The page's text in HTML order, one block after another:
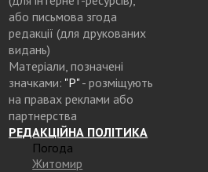
або письмова згода
редакції (для друкованих
видань)
Матеріали, позначені
значками: "Р"- розміщують
на правах реклами або
партнерства
РЕДАКЦІЙНА ПОЛІТИКА
Погода
Житомир